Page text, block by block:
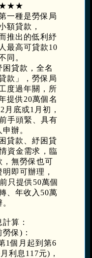
一種是勞保局
額貸款，
推出的低利紓
最高可貸款10
同。
貸款，全名
款」，勞保局
度過年關，所
提供20萬個名
底或1月初，
手頭緊、具有
辦。
貸款、紓困貸
資金需求，臨
，無勞保也可
即可辦理，
只提供50萬個
、年收入50萬
算：
保)：
1個月起到第6
利息117元)，